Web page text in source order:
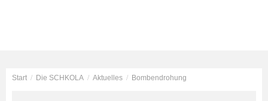
Start / Die SCHKOLA / Aktuelles / Bombendrohung